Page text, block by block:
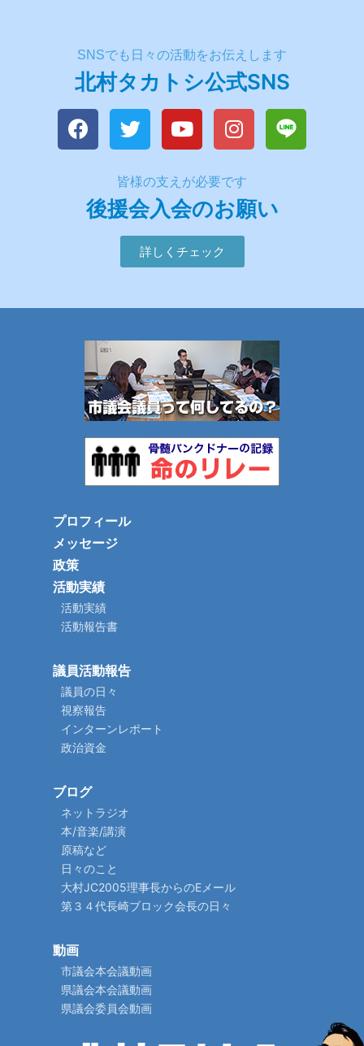
北村タカトシ公式SNS
SNSでも日々の活動をお伝えします
後援会入会のお願い
皆様の支えが必要です
詳しくチェック
プロフィール
メッセージ
政策
活動実績
活動実績
活動報告書
議員活動報告
議員の日々
視察報告
インターンレポート
政治資金
ブログ
ネットラジオ
本/音楽/講演
原稿など
日々のこと
大村JC2005理事長からのEメール
第３４代長崎ブロック会長の日々
動画
市議会本会議動画
県議会本会議動画
県議会委員会動画